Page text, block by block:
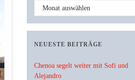
Archiv
NEUESTE BEITRÄGE
Chenoa segelt weiter mit Sofi und
Alejandro